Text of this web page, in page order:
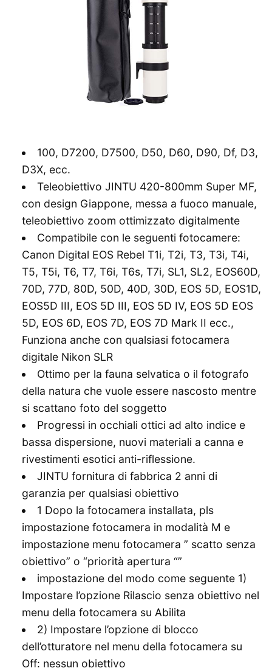
100, D7200, D7500, D50, D60, D90, Df, D3,
D3X, ecc.
Teleobiettivo JINTU 420-800mm Super MF,
con design Giappone, messa a fuoco manuale,
teleobiettivo zoom ottimizzato digitalmente
Compatibile con le seguenti fotocamere:
Canon Digital EOS Rebel T1i, T2i, T3, T3i, T4i,
T5, T5i, T6, T7, T6i, T6s, T7i, SL1, SL2, EOS60D,
70D, 77D, 80D, 50D, 40D, 30D, EOS 5D, EOS1D,
EOS5D III, EOS 5D III, EOS 5D IV, EOS 5D EOS
5D, EOS 6D, EOS 7D, EOS 7D Mark II ecc.,
Funziona anche con qualsiasi fotocamera
digitale Nikon SLR
Ottimo per la fauna selvatica o il fotografo
della natura che vuole essere nascosto mentre
si scattano foto del soggetto
Progressi in occhiali ottici ad alto indice e
bassa dispersione, nuovi materiali a canna e
rivestimenti esotici anti-riflessione.
JINTU fornitura di fabbrica 2 anni di
garanzia per qualsiasi obiettivo
1 Dopo la fotocamera installata, pls
impostazione fotocamera in modalità M e
impostazione menu fotocamera ” scatto senza
obiettivo” o “priorità apertura “”
impostazione del modo come seguente 1)
Impostare l’opzione Rilascio senza obiettivo nel
menu della fotocamera su Abilita
2) Impostare l’opzione di blocco
dell’otturatore nel menu della fotocamera su
Off: nessun obiettivo